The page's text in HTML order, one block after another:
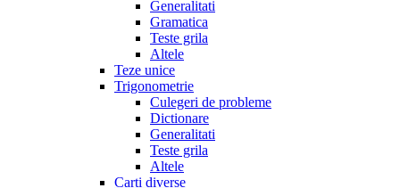
Generalitati
Gramatica
Teste grila
Altele
Teze unice
Trigonometrie
Culegeri de probleme
Dictionare
Generalitati
Teste grila
Altele
Carti diverse